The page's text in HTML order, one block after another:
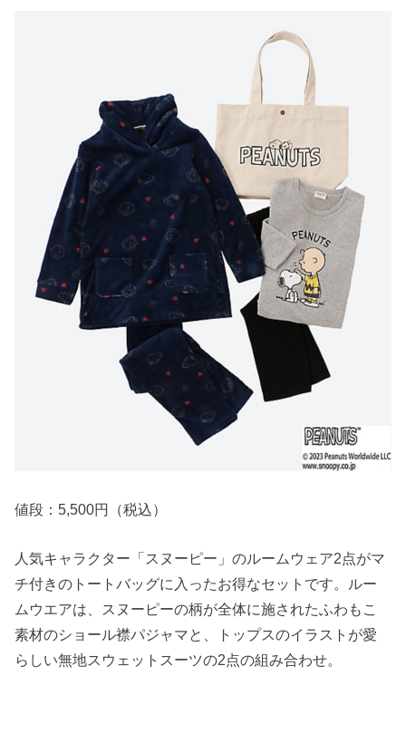
値段：5,500円（税込）
人気キャラクター「スヌーピー」のルームウェア2点がマ
チ付きのトートバッグに入ったお得なセットです。ルー
ムウエアは、スヌーピーの柄が全体に施されたふわもこ
素材のショール襟パジャマと、トップスのイラストが愛
らしい無地スウェットスーツの2点の組み合わせ。